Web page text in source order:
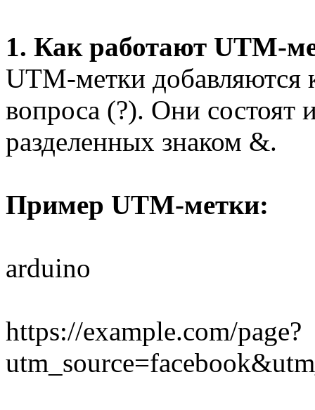
1. Как работают UTM-
UTM-метки добавляются
вопроса (?). Они состоят
разделенных знаком &.
Пример UTM-метки:
arduino
https://example.com/page?